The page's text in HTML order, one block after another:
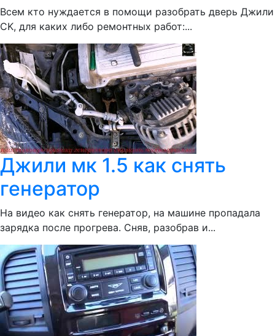
Всем кто нуждается в помощи разобрать дверь Джили
CK, для каких либо ремонтных работ:...
Джили мк 1.5 как снять
генератор
На видео как снять генератор, на машине пропадала
зарядка после прогрева. Сняв, разобрав и...